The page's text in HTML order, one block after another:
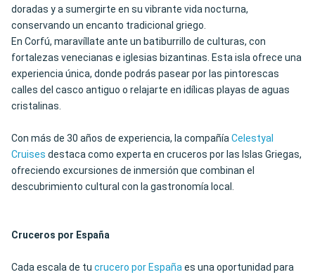
doradas y a sumergirte en su vibrante vida nocturna,
conservando un encanto tradicional griego.
En Corfú, maravíllate ante un batiburrillo de culturas, con
fortalezas venecianas e iglesias bizantinas. Esta isla ofrece una
experiencia única, donde podrás pasear por las pintorescas
calles del casco antiguo o relajarte en idílicas playas de aguas
cristalinas.
Con más de 30 años de experiencia, la compañíaCelestyal
Cruises destaca como experta en cruceros por las Islas Griegas,
ofreciendo excursiones de inmersión que combinan el
descubrimiento cultural con la gastronomía local.
Cruceros por España
Cada escala de tu crucero por Españaes una oportunidad para